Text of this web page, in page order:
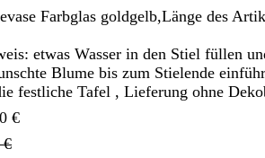
Farbglas goldgelb,Länge des
etwas Wasser in den Stiel füllen
Blume bis zum Stielende
festliche Tafel , Lieferung ohne
€
€